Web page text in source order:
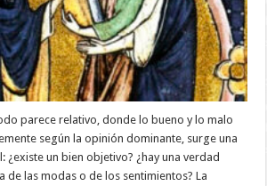
parece relativo, donde lo bueno y lo malo
según la opinión dominante, surge una
¿existe un bien objetivo? ¿hay una verdad
de las modas o de los sentimientos? La